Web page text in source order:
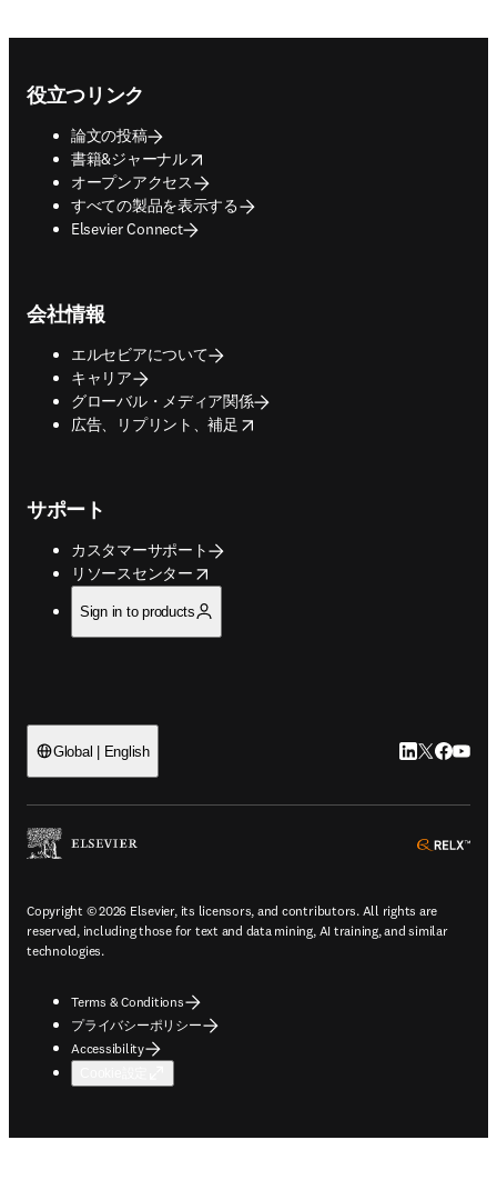
役立つリンク
論文の投稿
書籍&ジャーナル
opens in new tab/window
オープンアクセス
すべての製品を表示する
Elsevier Connect
会社情報
エルセビアについて
キャリア
グローバル・メディア関係
広告、リプリント、補足
opens in new tab/window
サポート
カスタマーサポート
リソースセンター
opens in new tab/window
Sign in to products
Global | English LinkedIn 新
Twitter 新
Copyright © 2026 Elsevier, its licensors, and contributors. All rights are
reserved, including those for text and data mining, AI training, and similar
technologies.
Terms & Conditions
プライバシーポリシー
Accessibility